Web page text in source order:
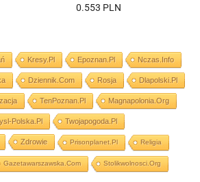
0.553 PLN
Kresy.pl Epoznan.pl Nczas.info
Dziennik.com Rosja Dlapolski.pl
TenPoznan.pl Magnapolonia.org
Polska.pl Twojapogoda.pl
Zdrowie Prisonplanet.pl Religia
Gazetawarszawska.com Stolikwolnosci.org